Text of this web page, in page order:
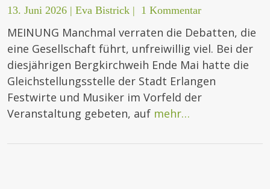
13. Juni 2026 | Eva Bistrick | 1 Kommentar
MEINUNG Manchmal verraten die Debatten, die
eine Gesellschaft führt, unfreiwillig viel. Bei der
diesjährigen Bergkirchweih Ende Mai hatte die
Gleichstellungsstelle der Stadt Erlangen
Festwirte und Musiker im Vorfeld der
Veranstaltung gebeten, auf mehr…